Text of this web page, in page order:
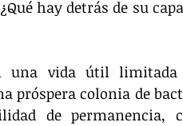
hay detrás de su
una vida útil limitada
próspera colonia de
de permanencia,